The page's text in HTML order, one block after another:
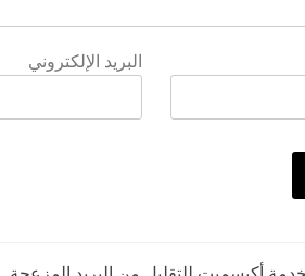
البريد الإلكتروني